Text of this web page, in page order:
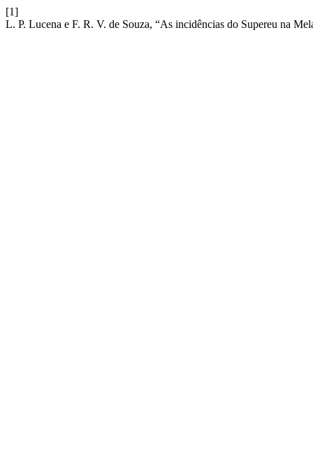
[1]
L. P. Lucena e F. R. V. de Souza, “As incidências do Supereu na